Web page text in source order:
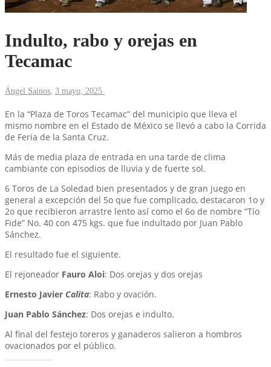
Indulto, rabo y orejas en
Tecamac
Ángel Sainos, 3 mayo, 2025
En la “Plaza de Toros Tecamac” del municipio que lleva el
mismo nombre en el Estado de México se llevó a cabo la Corrida
de Feria de la Santa Cruz.
Más de media plaza de entrada en una tarde de clima
cambiante con episodios de lluvia y de fuerte sol.
6 Toros de La Soledad bien presentados y de gran juego en
general a excepción del 5o que fue complicado, destacaron 1o y
2o que recibieron arrastre lento así como el 6o de nombre “Tío
Fide” No. 40 con 475 kgs. que fue indultado por Juan Pablo
Sánchez.
El resultado fue el siguiente.
El rejoneador Fauro Aloi: Dos orejas y dos orejas
Ernesto Javier Calita: Rabo y ovación.
Juan Pablo Sánchez: Dos orejas e indulto.
Al final del festejo toreros y ganaderos salieron a hombros
ovacionados por el público.